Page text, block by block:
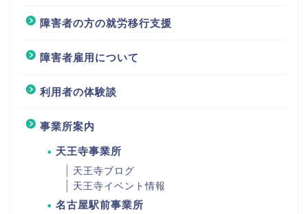
障害者の方の就労移行支援
障害者雇用について
利用者の体験談
事業所案内
天王寺事業所
天王寺ブログ
天王寺イベント情報
名古屋駅前事業所